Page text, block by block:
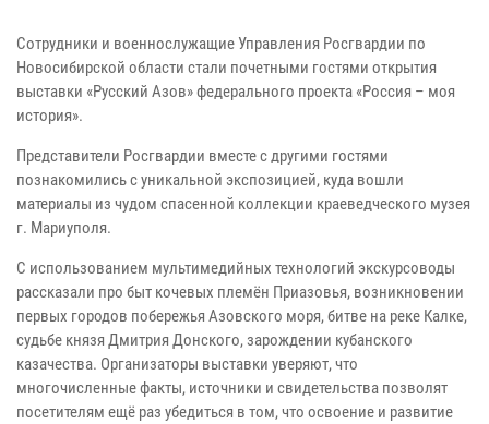
Сотрудники и военнослужащие Управления Росгвардии по
Новосибирской области стали почетными гостями открытия
выставки «Русский Азов» федерального проекта «Россия – моя
история».
Представители Росгвардии вместе с другими гостями
познакомились с уникальной экспозицией, куда вошли
материалы из чудом спасенной коллекции краеведческого музея
г. Мариуполя.
С использованием мультимедийных технологий экскурсоводы
рассказали про быт кочевых племён Приазовья, возникновении
первых городов побережья Азовского моря, битве на реке Калке,
судьбе князя Дмитрия Донского, зарождении кубанского
казачества. Организаторы выставки уверяют, что
многочисленные факты, источники и свидетельства позволят
посетителям ещё раз убедиться в том, что освоение и развитие